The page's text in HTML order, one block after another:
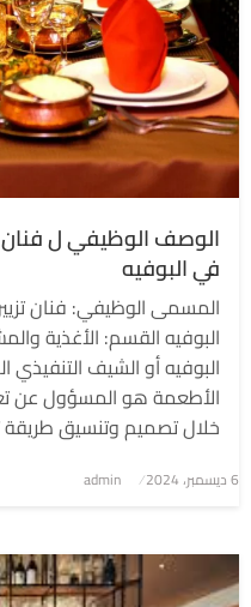
في البوفيه
البوفيه القسم: الأغذية
البوفيه أو الشيف
الأطعمة هو المسؤول عن
خلال تصميم وتنسيق
نُشر
6 ديسمبر، 2024 admin